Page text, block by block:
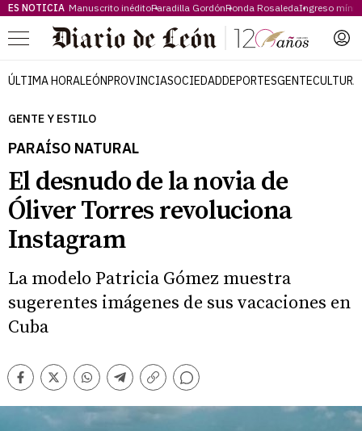
ES NOTICIA Manuscrito inéditoParadilla GordónRonda RosaledaIngreso
Menú
ÚLTIMA HORALEÓNPROVINCIASOCIEDADDEPORTESGENTECULTURA
GENTE Y ESTILO
PARAÍSO NATURAL
El desnudo de la novia de
Óliver Torres revoluciona
Instagram
La modelo Patricia Gómez muestra
sugerentes imágenes de sus vacaciones en
Cuba
Facebook
TwitterWhatsappTelegram
Copiar
Comentarios